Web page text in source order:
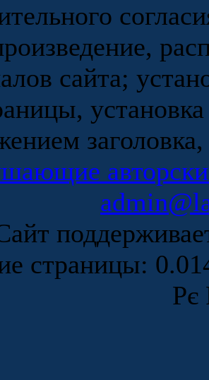
сайта;
страницы:
Рє